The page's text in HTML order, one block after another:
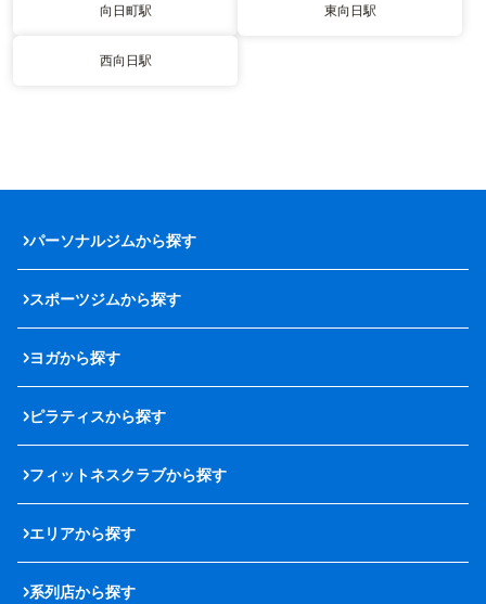
向日町駅 東向日駅
西向日駅
パーソナルジムから探す
スポーツジムから探す
ヨガから探す
ピラティスから探す
フィットネスクラブから探す
エリアから探す
系列店から探す